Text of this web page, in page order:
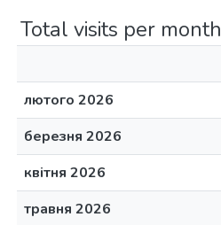
Total visits per month
лютого 2026
березня 2026
квітня 2026
травня 2026